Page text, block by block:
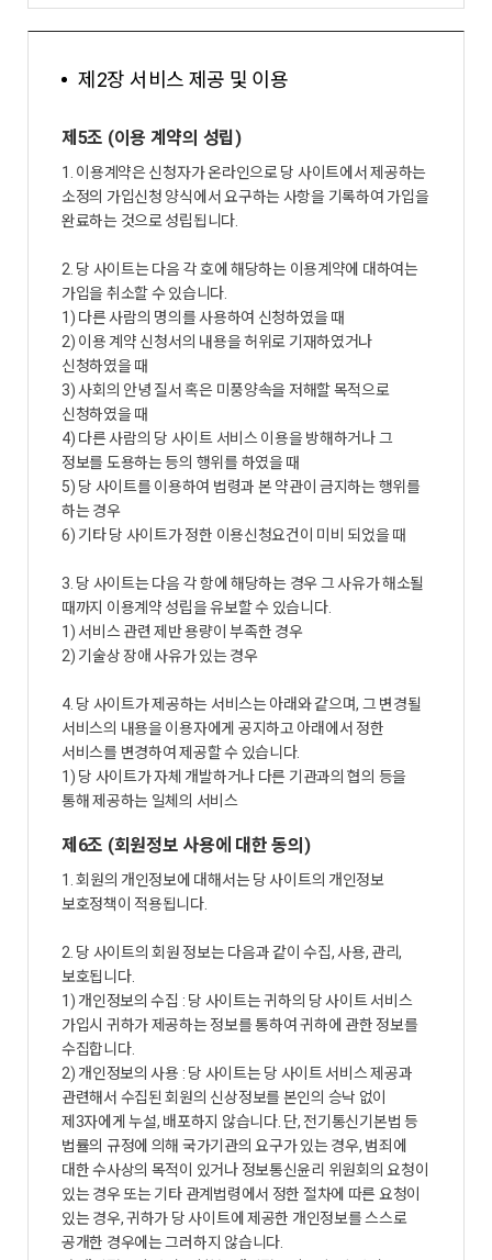
제2장 서비스 제공 및 이용
제5조 (이용 계약의 성립)
1. 이용계약은 신청자가 온라인으로 당 사이트에서 제공하는
소정의 가입신청 양식에서 요구하는 사항을 기록하여 가입을
완료하는 것으로 성립됩니다.
2. 당 사이트는 다음 각 호에 해당하는 이용계약에 대하여는
가입을 취소할 수 있습니다.
1) 다른 사람의 명의를 사용하여 신청하였을 때
2) 이용 계약 신청서의 내용을 허위로 기재하였거나
신청하였을 때
3) 사회의 안녕 질서 혹은 미풍양속을 저해할 목적으로
신청하였을 때
4) 다른 사람의 당 사이트 서비스 이용을 방해하거나 그
정보를 도용하는 등의 행위를 하였을 때
5) 당 사이트를 이용하여 법령과 본 약관이 금지하는 행위를
하는 경우
6) 기타 당 사이트가 정한 이용신청요건이 미비 되었을 때
3. 당 사이트는 다음 각 항에 해당하는 경우 그 사유가 해소될
때까지 이용계약 성립을 유보할 수 있습니다.
1) 서비스 관련 제반 용량이 부족한 경우
2) 기술상 장애 사유가 있는 경우
4. 당 사이트가 제공하는 서비스는 아래와 같으며, 그 변경될
서비스의 내용을 이용자에게 공지하고 아래에서 정한
서비스를 변경하여 제공할 수 있습니다.
1) 당 사이트가 자체 개발하거나 다른 기관과의 협의 등을
통해 제공하는 일체의 서비스
제6조 (회원정보 사용에 대한 동의)
1. 회원의 개인정보에 대해서는 당 사이트의 개인정보
보호정책이 적용됩니다.
2. 당 사이트의 회원 정보는 다음과 같이 수집, 사용, 관리,
보호됩니다.
1) 개인정보의 수집 : 당 사이트는 귀하의 당 사이트 서비스
가입시 귀하가 제공하는 정보를 통하여 귀하에 관한 정보를
수집합니다.
2) 개인정보의 사용 : 당 사이트는 당 사이트 서비스 제공과
관련해서 수집된 회원의 신상정보를 본인의 승낙 없이
제3자에게 누설, 배포하지 않습니다. 단, 전기통신기본법 등
법률의 규정에 의해 국가기관의 요구가 있는 경우, 범죄에
대한 수사상의 목적이 있거나 정보통신윤리 위원회의 요청이
있는 경우 또는 기타 관계법령에서 정한 절차에 따른 요청이
있는 경우, 귀하가 당 사이트에 제공한 개인정보를 스스로
공개한 경우에는 그러하지 않습니다.